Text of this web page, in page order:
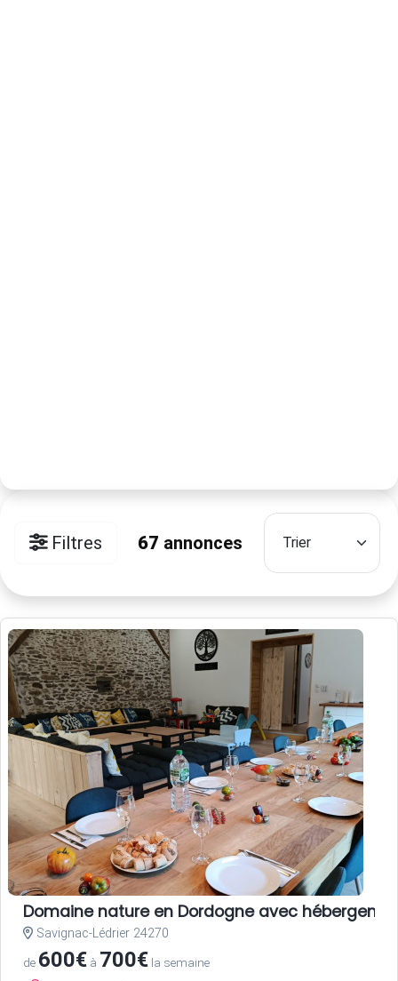
Filtres 67 annonces
Domaine nature en Dordogne avec
Savignac-Lédrier 24270
de 600€ à 700€ la semaine